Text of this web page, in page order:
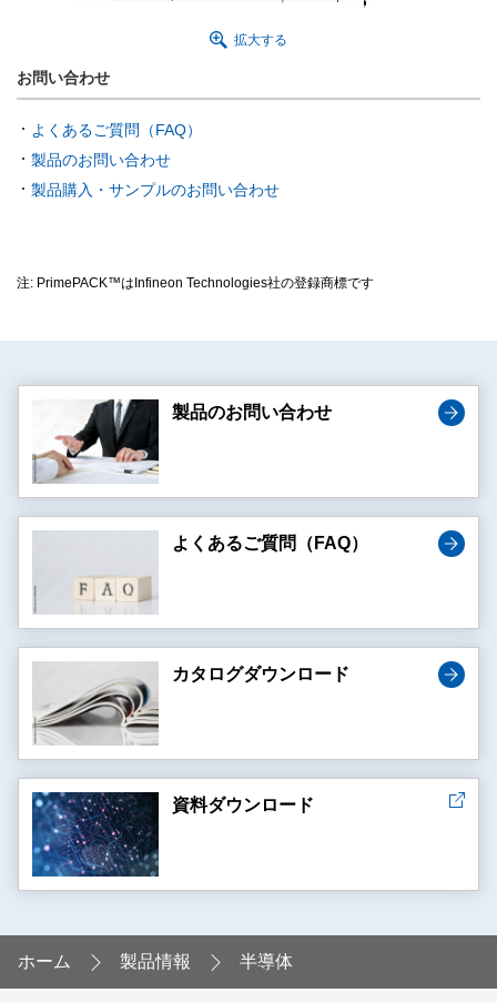
拡大する
お問い合わせ
よくあるご質問（FAQ）
製品のお問い合わせ
製品購入・サンプルのお問い合わせ
注: PrimePACK™はInfineon Technologies社の登録商標です
製品のお問い合わせ
よくあるご質問（FAQ）
カタログダウンロード
資料ダウンロード
ホーム 製品情報 半導体